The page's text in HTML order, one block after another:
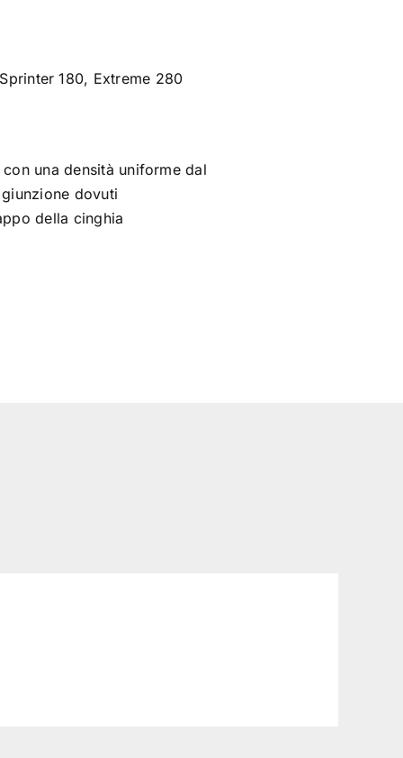
180, Extreme 280
una densità uniforme dal
dovuti
della cinghia